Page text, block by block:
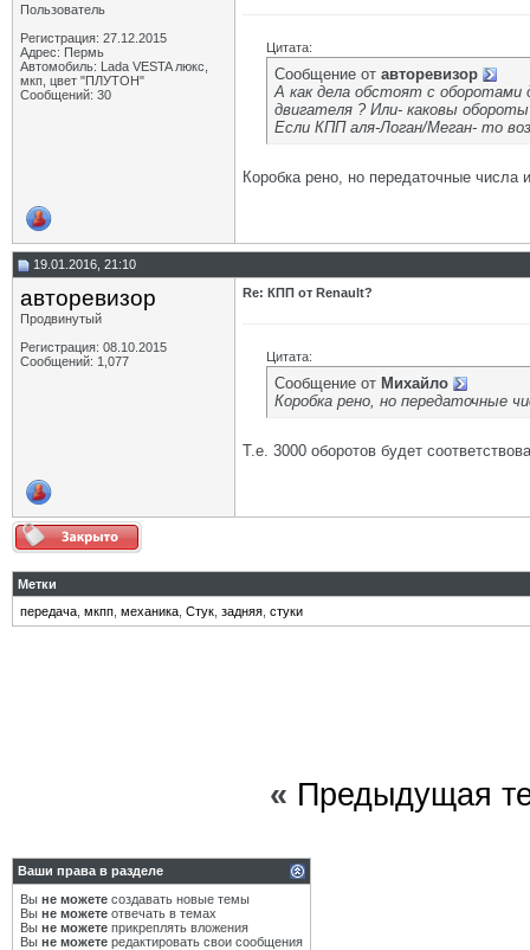
Пользователь
Регистрация: 27.12.2015
Адрес: Пермь
Автомобиль: Lada VESTA люкс,
мкп, цвет "ПЛУТОН"
Сообщений: 30
Цитата:
Сообщение от авторевизор
А как дела обстоят с оборотами
двигателя ? Или- каковы
Если КПП аля-Логан/Меган- то
Коробка рено, но передаточные
19.01.2016, 21:10
авторевизор
Продвинутый
Регистрация: 08.10.2015
Сообщений: 1,077
Re: КПП от Renault?
Цитата:
Сообщение от Михайло
Коробка рено, но передаточные
Т.е. 3000 оборотов будет
Метки
передача мкпп механика Стук задняя стуки
« Предыдущая
Ваши права в разделе
Вы не можете создавать новые темы
Вы не можете отвечать в темах
Вы не можете прикреплять вложения
Вы не можете редактировать свои сообщения